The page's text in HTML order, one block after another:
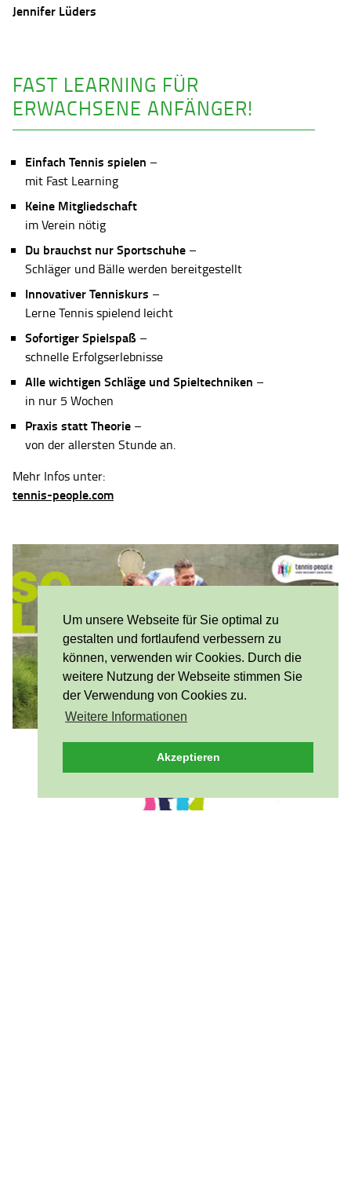
Um unsere Webseite für Sie optimal zu
gestalten und fortlaufend verbessern zu
können, verwenden wir Cookies. Durch die
weitere Nutzung der Webseite stimmen Sie
der Verwendung von Cookies zu.
Weitere Informationen
Akzeptieren
Jennifer Lüders
FAST LEARNING FÜR
ERWACHSENE ANFÄNGER!
Einfach Tennis spielen –
mit Fast Learning
Keine Mitgliedschaft
im Verein nötig
Du brauchst nur Sportschuhe –
Schläger und Bälle werden bereitgestellt
Innovativer Tenniskurs –
Lerne Tennis spielend leicht
Sofortiger Spielspaß –
schnelle Erfolgserlebnisse
Alle wichtigen Schläge und Spieltechniken –
in nur 5 Wochen
Praxis statt Theorie –
von der allersten Stunde an.
Mehr Infos unter:
tennis-people.com